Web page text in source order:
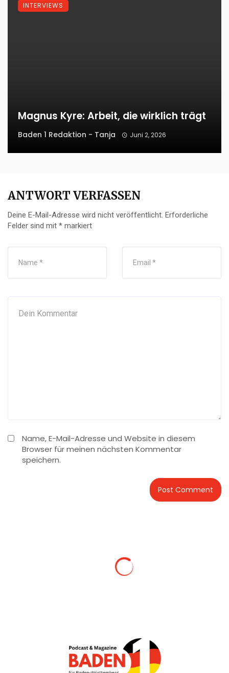
Magnus Kyre: Arbeit, die wirklich trägt
Baden 1 Redaktion - Tanja Juni 2, 2026
INTERVIEWS
ANTWORT VERFASSEN
Deine E-Mail-Adresse wird nicht veröffentlicht. Erforderliche
Felder sind mit * markiert
Name, E-Mail-Adresse und Website in diesem
Browser für meinen nächsten Kommentar
speichern.